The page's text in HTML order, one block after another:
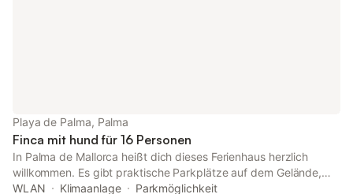
Playa de Palma, Palma
Finca mit hund für 16 Personen
In Palma de Mallorca heißt dich dieses Ferienhaus herzlich
willkommen. Es gibt praktische Parkplätze auf dem Gelände,
sodass du dein Auto entweder stehen lassen und die 12 Minuten
WLAN Klimaanlage
Parkmöglichkeit